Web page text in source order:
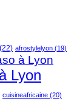
(22) afrostylelyon (19)
à Lyon
Lyon
cuisineafricaine (20)